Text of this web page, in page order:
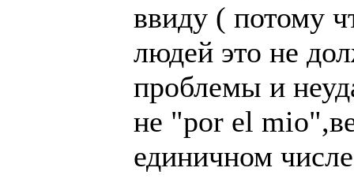
ввиду ( потому
людей это не
проблемы и
не "por el
единичном